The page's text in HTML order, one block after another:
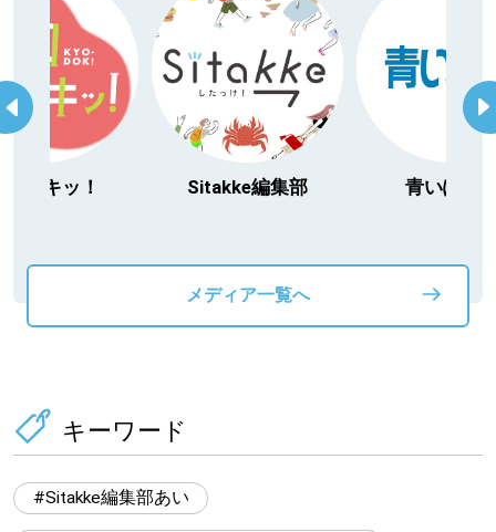
編集部 青いぽすと
「北海道３大
メディア一覧へ
キーワード
Sitakke編集部あい